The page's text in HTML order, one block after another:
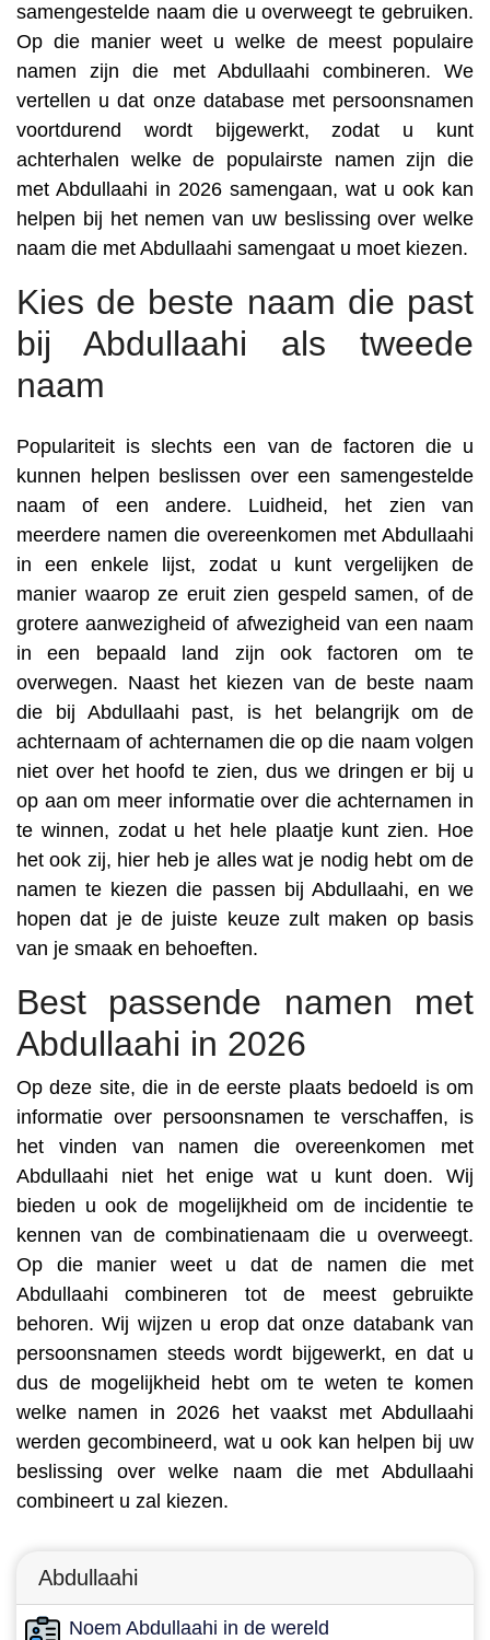
samengestelde naam die u overweegt te gebruiken.
Op die manier weet u welke de meest populaire
namen zijn die met Abdullaahi combineren. We
vertellen u dat onze database met persoonsnamen
voortdurend wordt bijgewerkt, zodat u kunt
achterhalen welke de populairste namen zijn die
met Abdullaahi in 2026 samengaan, wat u ook kan
helpen bij het nemen van uw beslissing over welke
naam die met Abdullaahi samengaat u moet kiezen.
Kies de beste naam die past
bij Abdullaahi als tweede
naam
Populariteit is slechts een van de factoren die u
kunnen helpen beslissen over een samengestelde
naam of een andere. Luidheid, het zien van
meerdere namen die overeenkomen met Abdullaahi
in een enkele lijst, zodat u kunt vergelijken de
manier waarop ze eruit zien gespeld samen, of de
grotere aanwezigheid of afwezigheid van een naam
in een bepaald land zijn ook factoren om te
overwegen. Naast het kiezen van de beste naam
die bij Abdullaahi past, is het belangrijk om de
achternaam of achternamen die op die naam volgen
niet over het hoofd te zien, dus we dringen er bij u
op aan om meer informatie over die achternamen in
te winnen, zodat u het hele plaatje kunt zien. Hoe
het ook zij, hier heb je alles wat je nodig hebt om de
namen te kiezen die passen bij Abdullaahi, en we
hopen dat je de juiste keuze zult maken op basis
van je smaak en behoeften.
Best passende namen met
Abdullaahi in 2026
Op deze site, die in de eerste plaats bedoeld is om
informatie over persoonsnamen te verschaffen, is
het vinden van namen die overeenkomen met
Abdullaahi niet het enige wat u kunt doen. Wij
bieden u ook de mogelijkheid om de incidentie te
kennen van de combinatienaam die u overweegt.
Op die manier weet u dat de namen die met
Abdullaahi combineren tot de meest gebruikte
behoren. Wij wijzen u erop dat onze databank van
persoonsnamen steeds wordt bijgewerkt, en dat u
dus de mogelijkheid hebt om te weten te komen
welke namen in 2026 het vaakst met Abdullaahi
werden gecombineerd, wat u ook kan helpen bij uw
beslissing over welke naam die met Abdullaahi
combineert u zal kiezen.
Abdullaahi
Noem Abdullaahi in de wereld